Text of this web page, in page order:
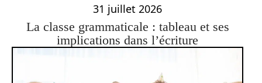
31 juillet 2026
La classe grammaticale : tableau et ses
implications dans l’écriture